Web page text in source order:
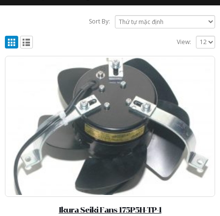
Sort By:
View:
Ikura Seiki Fans 175P5H-TP-1